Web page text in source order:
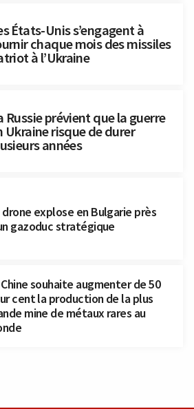
États-Unis s’engagent à
chaque mois des missiles
à l’Ukraine
Russie prévient que la guerre
Ukraine risque de durer
années
drone explose en Bulgarie près
gazoduc stratégique
souhaite augmenter de 50
cent la production de la plus
mine de métaux rares au